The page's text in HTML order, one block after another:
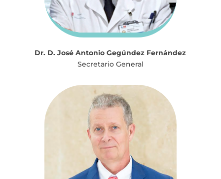
Dr. D. José Antonio Gegúndez Fernández
Secretario General